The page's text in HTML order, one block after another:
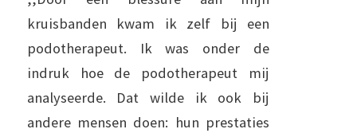
kruisbanden kwam ik zelf bij een
podotherapeut. Ik was onder de
indruk hoe de podotherapeut mij
analyseerde. Dat wilde ik ook bij
andere mensen doen: hun prestaties